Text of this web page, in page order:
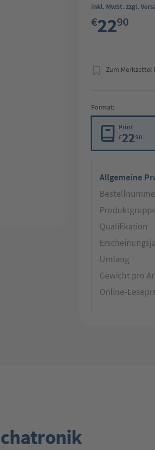
inkl. MwSt. zzgl.
€2290
Zum Merkzettel
Format:
Print
€2290
Allgemeine
Qualifikation
Umfang
Gewicht pro
Online-